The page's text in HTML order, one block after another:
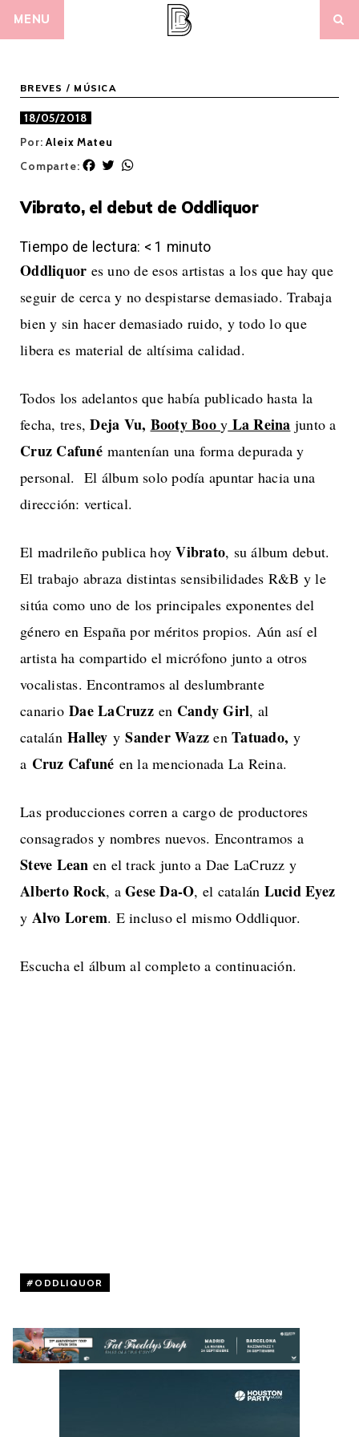
MENU
BREVES / MÚSICA
18/05/2018
Por:Aleix Mateu
Comparte:
F
e
o
k
T
t
e
t
A
p
Vibrato, el debut de Oddliquor
Tiempo de lectura: < 1 minuto
Oddliquor es uno de esos artistas a los que hay que
seguir de cerca y no despistarse demasiado. Trabaja
bien y sin hacer demasiado ruido, y todo lo que
libera es material de altísima calidad.
Todos los adelantos que había publicado hasta la
fecha, tres,Deja Vu, Booty Boo y La Reina junto a
Cruz Cafunémantenían una forma depurada y
personal. El álbum solo podía apuntar hacia una
dirección: vertical.
El madrileño publica hoyVibrato, su álbum debut.
El trabajo abraza distintas sensibilidades R&B y le
sitúa como uno de los principales exponentes del
género en España por méritos propios. Aún así el
artista ha compartido el micrófono junto a otros
vocalistas. Encontramos al deslumbrante
canario Dae LaCruzzen Candy Girl, al
catalán Halley ySander WazzenTatuado,y
a Cruz Cafuné en la mencionada La Reina.
Las producciones corren a cargo de productores
consagrados y nombres nuevos. Encontramos a
Steve Lean en el track junto a Dae LaCruzz y
Alberto Rock, a Gese Da-O, el catalán Lucid Eyez
y Alvo Lorem. E incluso el mismo Oddliquor.
Escucha el álbum al completo a continuación.
ODDLIQUOR